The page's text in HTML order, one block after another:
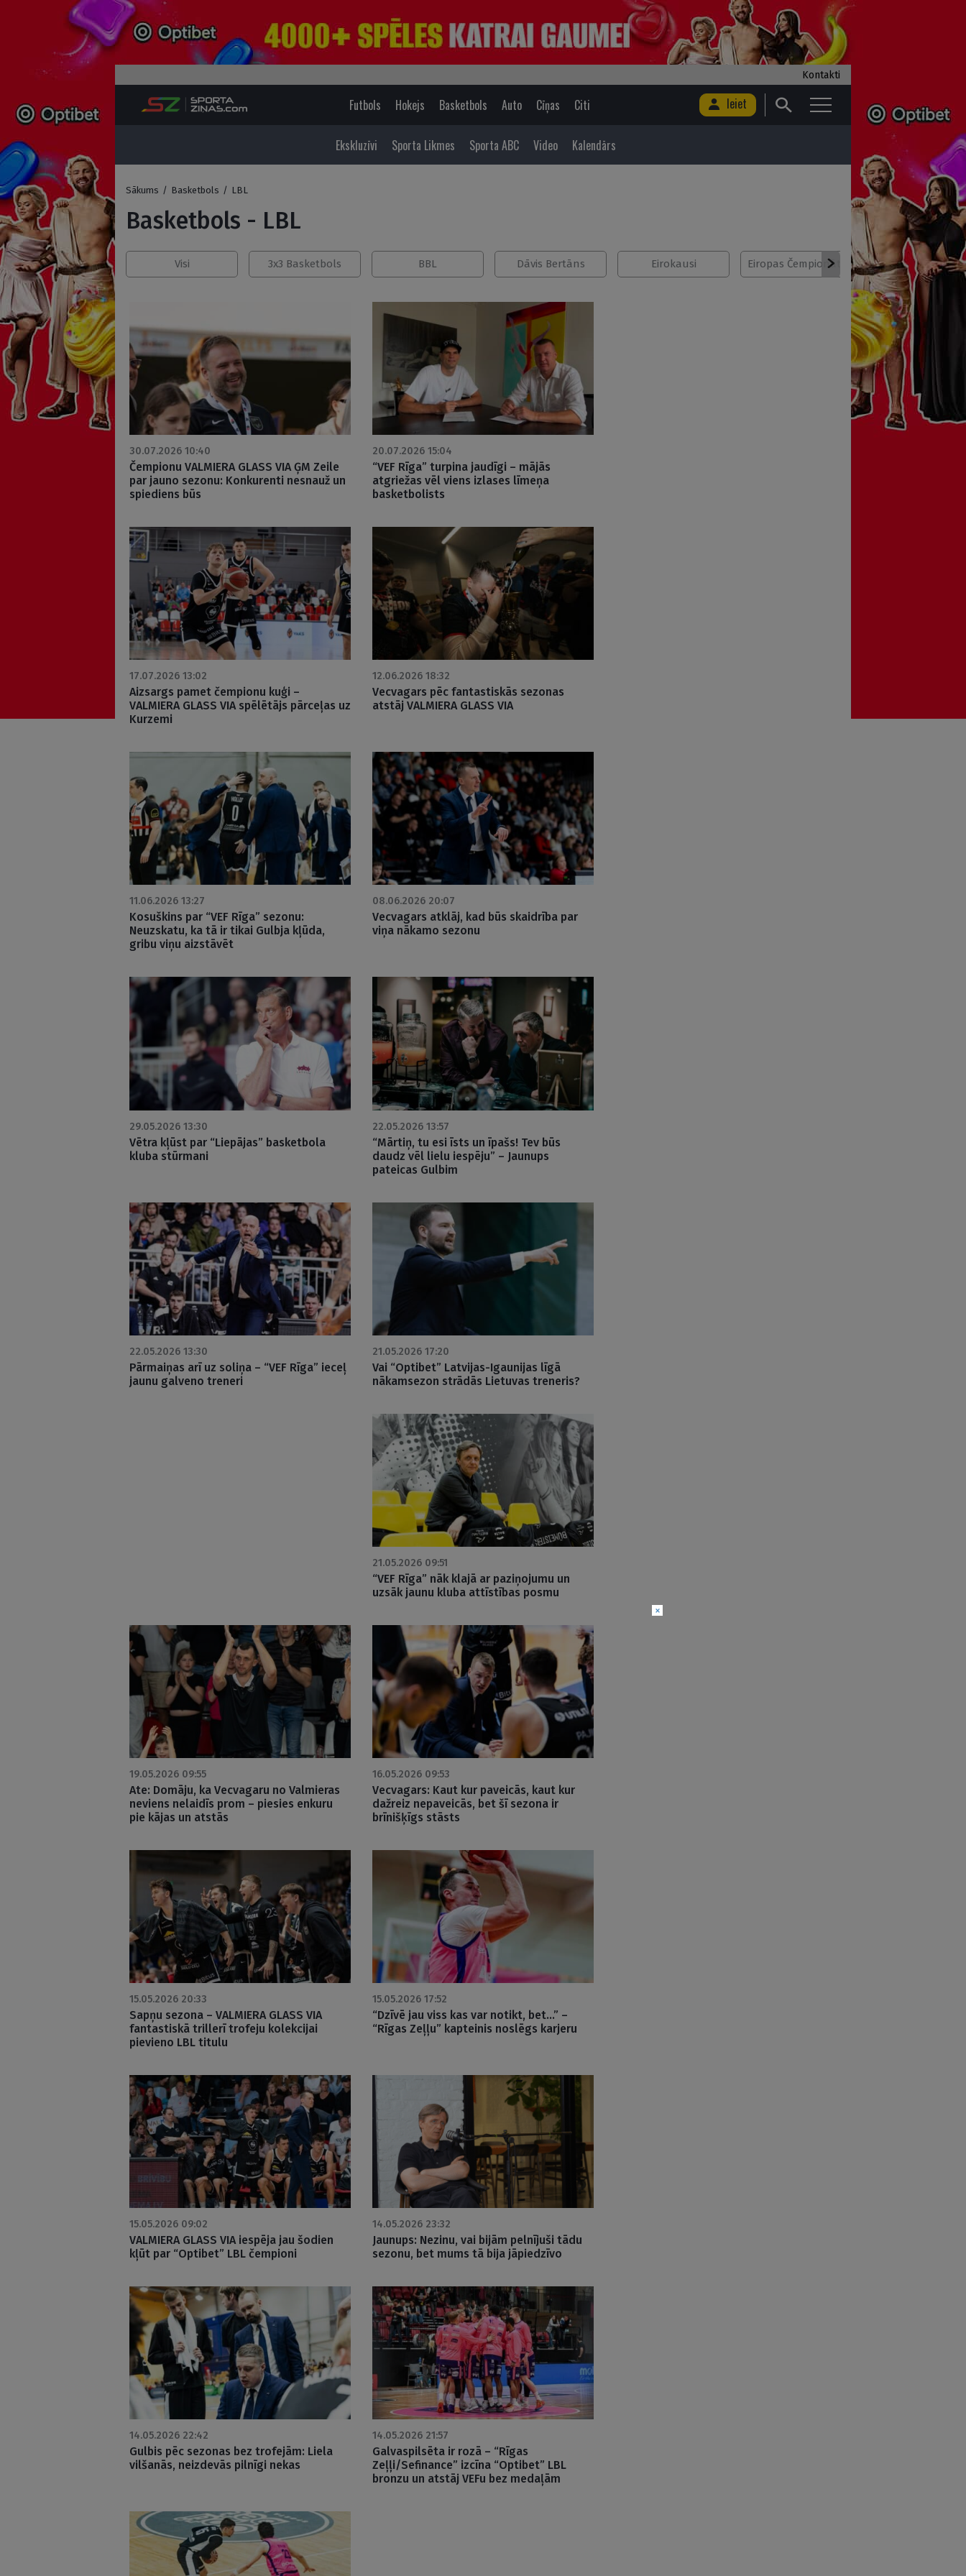
Kontakti
Futbols Hokejs Basketbols Auto Cīņas Citi Ieiet
Ekskluzīvi Sporta Likmes Sporta ABC Video Kalendārs
Sākums / Basketbols / LBL
Basketbols - LBL
Visi 3x3 Basketbols BBL Dāvis Bertāns Eirokausi Eiropas Čempionāts ENBL
30.07.2026 10:40
Čempionu VALMIERA GLASS VIA ĢM Zeile
par jauno sezonu: Konkurenti nesnauž un
spiediens būs
20.07.2026 15:04
“VEF Rīga” turpina jaudīgi – mājās
atgriežas vēl viens izlases līmeņa
basketbolists
17.07.2026 13:02
Aizsargs pamet čempionu kuģi –
VALMIERA GLASS VIA spēlētājs pārceļas uz
Kurzemi
12.06.2026 18:32
Vecvagars pēc fantastiskās sezonas
atstāj VALMIERA GLASS VIA
11.06.2026 13:27
Kosuškins par “VEF Rīga” sezonu:
Neuzskatu, ka tā ir tikai Gulbja kļūda,
gribu viņu aizstāvēt
08.06.2026 20:07
Vecvagars atklāj, kad būs skaidrība par
viņa nākamo sezonu
29.05.2026 13:30
Vētra kļūst par “Liepājas” basketbola
kluba stūrmani
22.05.2026 13:57
“Mārtiņ, tu esi īsts un īpašs! Tev būs
daudz vēl lielu iespēju” – Jaunups
pateicas Gulbim
22.05.2026 13:30
Pārmaiņas arī uz soliņa – “VEF Rīga” ieceļ
jaunu galveno treneri
21.05.2026 17:20
Vai “Optibet” Latvijas-Igaunijas līgā
nākamsezon strādās Lietuvas treneris?
21.05.2026 09:51
“VEF Rīga” nāk klajā ar paziņojumu un
uzsāk jaunu kluba attīstības posmu
19.05.2026 09:55
Ate: Domāju, ka Vecvagaru no Valmieras
neviens nelaidīs prom – piesies enkuru
pie kājas un atstās
16.05.2026 09:53
Vecvagars: Kaut kur paveicās, kaut kur
dažreiz nepaveicās, bet šī sezona ir
brīnišķīgs stāsts
15.05.2026 20:33
Sapņu sezona – VALMIERA GLASS VIA
fantastiskā trillerī trofeju kolekcijai
pievieno LBL titulu
15.05.2026 17:52
“Dzīvē jau viss kas var notikt, bet…” –
“Rīgas Zeļļu” kapteinis noslēgs karjeru
15.05.2026 09:02
VALMIERA GLASS VIA iespēja jau šodien
kļūt par “Optibet” LBL čempioni
14.05.2026 23:32
Jaunups: Nezinu, vai bijām pelnījuši tādu
sezonu, bet mums tā bija jāpiedzīvo
14.05.2026 22:42
Gulbis pēc sezonas bez trofejām: Liela
vilšanās, neizdevās pilnīgi nekas
14.05.2026 21:57
Galvaspilsēta ir rozā – “Rīgas
Zeļļi/Sefinance” izcīna “Optibet” LBL
bronzu un atstāj VEFu bez medaļām